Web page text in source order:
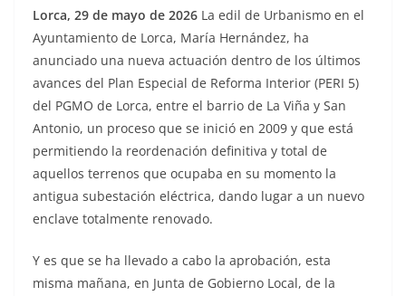
Lorca, 29 de mayo de 2026 La edil de Urbanismo en el
Ayuntamiento de Lorca, María Hernández, ha
anunciado una nueva actuación dentro de los últimos
avances del Plan Especial de Reforma Interior (PERI 5)
del PGMO de Lorca, entre el barrio de La Viña y San
Antonio, un proceso que se inició en 2009 y que está
permitiendo la reordenación definitiva y total de
aquellos terrenos que ocupaba en su momento la
antigua subestación eléctrica, dando lugar a un nuevo
enclave totalmente renovado.
Y es que se ha llevado a cabo la aprobación, esta
misma mañana, en Junta de Gobierno Local, de la